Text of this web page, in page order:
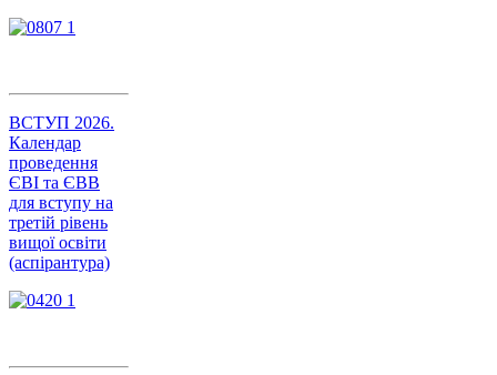
ВСТУП 2026.
Календар
проведення
ЄВІ та ЄВВ
для вступу на
третій рівень
вищої освіти
(аспірантура)